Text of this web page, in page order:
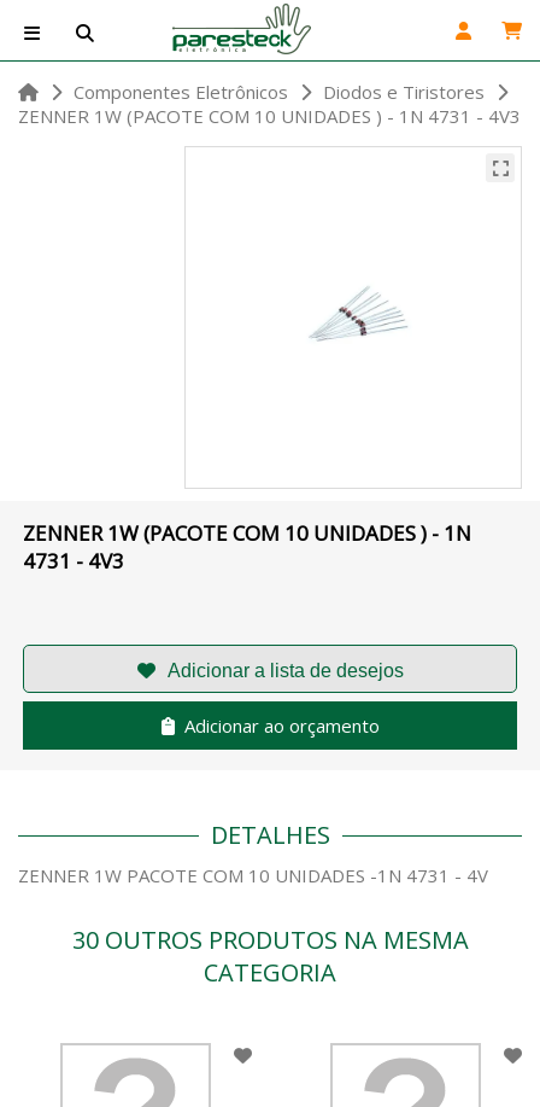
Componentes Eletrônicos
Diodos e Tiristores
ZENNER 1W (PACOTE COM 10 UNIDADES ) - 1N 4731 - 4V3
ZENNER 1W (PACOTE COM 10 UNIDADES ) - 1N
4731 - 4V3
Adicionar ao orçamento
DETALHES
ZENNER 1W PACOTE COM 10 UNIDADES -1N 4731 - 4V
30 OUTROS PRODUTOS NA MESMA
CATEGORIA